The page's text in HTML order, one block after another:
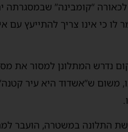
לכאורה “קומבינה”
לו כי אינו צריך להתייעץ
נדרש המתלונן למסור את
משום ש”אשדוד היא עיר
התלונה במשטרה, הועבר